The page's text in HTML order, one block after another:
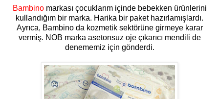
Bambinomarkası çocuklarım içinde bebekken ürünlerini
kullandığım bir marka. Harika bir paket hazırlamışlardı.
Ayrıca, Bambino da kozmetik sektörüne girmeye karar
vermiş. NOB marka asetonsuz oje çıkarıcı mendili de
denememiz için gönderdi.